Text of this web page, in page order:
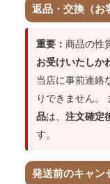
返品・交換（お
重要： 商品の性
お受けいたしか
当店に事前連絡
りできません。
品は、 注文確定
す。
発送前のキャン